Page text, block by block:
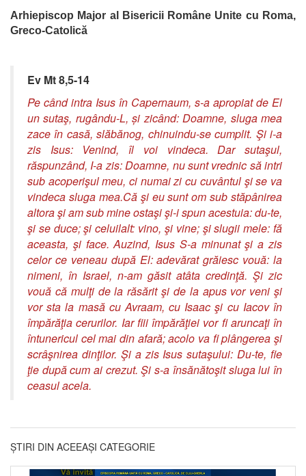
Arhiepiscop Major al Bisericii Române Unite cu Roma,
Greco-Catolică
Ev Mt 8,5-14
Pe când intra Isus în Capernaum, s-a apropiat de El
un sutaş, rugându-L, și zicând: Doamne, sluga mea
zace în casă, slăbănog, chinuindu-se cumplit. Şi i-a
zis Isus: Venind, îl voi vindeca. Dar sutaşul,
răspunzând, I-a zis: Doamne, nu sunt vrednic să intri
sub acoperişul meu, ci numai zi cu cuvântul şi se va
vindeca sluga mea.Că şi eu sunt om sub stăpânirea
altora şi am sub mine ostaşi şi-i spun acestuia: du-te,
şi se duce; şi celuilalt: vino, şi vine; şi slugii mele: fă
aceasta, şi face. Auzind, Isus S-a minunat şi a zis
celor ce veneau după El: adevărat grăiesc vouă: la
nimeni, în Israel, n-am găsit atâta credinţă. Şi zic
vouă că mulţi de la răsărit şi de la apus vor veni şi
vor sta la masă cu Avraam, cu Isaac şi cu Iacov în
împărăţia cerurilor. Iar fiii împărăţiei vor fi aruncaţi în
întunericul cel mai din afară; acolo va fi plângerea şi
scrâşnirea dinţilor. Şi a zis Isus sutaşului: Du-te, fie
ţie după cum ai crezut. Şi s-a însănătoşit sluga lui în
ceasul acela.
ȘTIRI DIN ACEEAȘI CATEGORIE